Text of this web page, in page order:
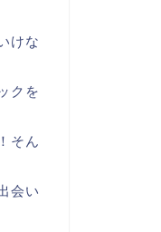
けな
クを
そん
会い